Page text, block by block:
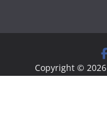
Copyright © 2026